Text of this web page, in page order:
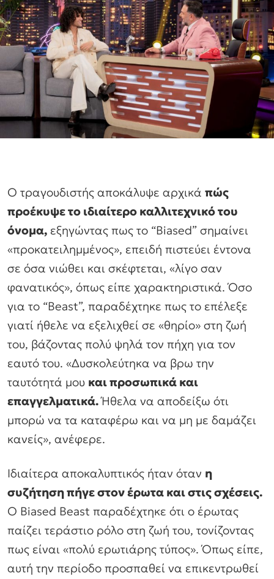
Ο τραγουδιστής αποκάλυψε αρχικά πώς
προέκυψε το ιδιαίτερο καλλιτεχνικό του
όνομα, εξηγώντας πως το “Biased” σημαίνει
«προκατειλημμένος», επειδή πιστεύει έντονα
σε όσα νιώθει και σκέφτεται, «λίγο σαν
φανατικός», όπως είπε χαρακτηριστικά. Όσο
για το “Beast”, παραδέχτηκε πως το επέλεξε
γιατί ήθελε να εξελιχθεί σε «θηρίο» στη ζωή
του, βάζοντας πολύ ψηλά τον πήχη για τον
εαυτό του. «Δυσκολεύτηκα να βρω την
ταυτότητά μου και προσωπικά και
επαγγελματικά.Ήθελα να αποδείξω ότι
μπορώ να τα καταφέρω και να μη με δαμάζει
κανείς», ανέφερε.
Ιδιαίτερα αποκαλυπτικός ήταν όταν η
συζήτηση πήγε στον έρωτα και στις σχέσεις.
Ο Biased Beast παραδέχτηκε ότι ο έρωτας
παίζει τεράστιο ρόλο στη ζωή του, τονίζοντας
πως είναι «πολύ ερωτιάρης τύπος». Όπως είπε,
αυτή την περίοδο προσπαθεί να επικεντρωθεί